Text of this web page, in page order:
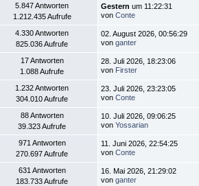
5.847 Antworten
1.212.435 Aufrufe
Gestern um 11:22:31
vonConte
4.330 Antworten
825.036 Aufrufe
02. August 2026, 00:56:29
vonganter
17 Antworten
1.088 Aufrufe
28. Juli 2026, 18:23:06
von Firster
1.232 Antworten
304.010 Aufrufe
23. Juli 2026, 23:23:05
vonConte
88 Antworten
39.323 Aufrufe
10. Juli 2026, 09:06:25
vonYossarian
971 Antworten
270.697 Aufrufe
11. Juni 2026, 22:54:25
vonConte
631 Antworten
183.733 Aufrufe
16. Mai 2026, 21:29:02
vonganter